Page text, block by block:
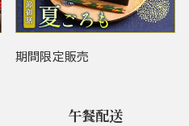
期間限定販売
午餐配送